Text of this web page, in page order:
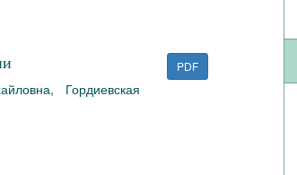
, Гордиевская
PDF